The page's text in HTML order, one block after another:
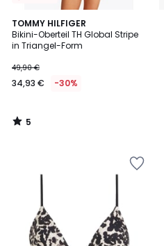
TOMMY HILFIGER
Bikini-Oberteil TH Global Stripe
in Triangel-Form
49,90 €
34,93 € -30%
5
/
5
5
/